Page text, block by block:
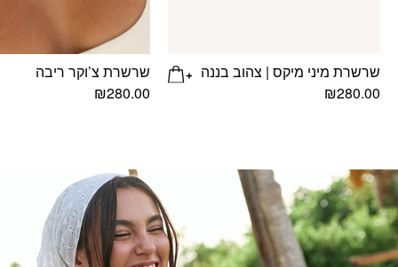
שרשרת מיני מיקס | צהוב בננה
₪280.00
שרשרת צ’וקר ריבה
₪280.00